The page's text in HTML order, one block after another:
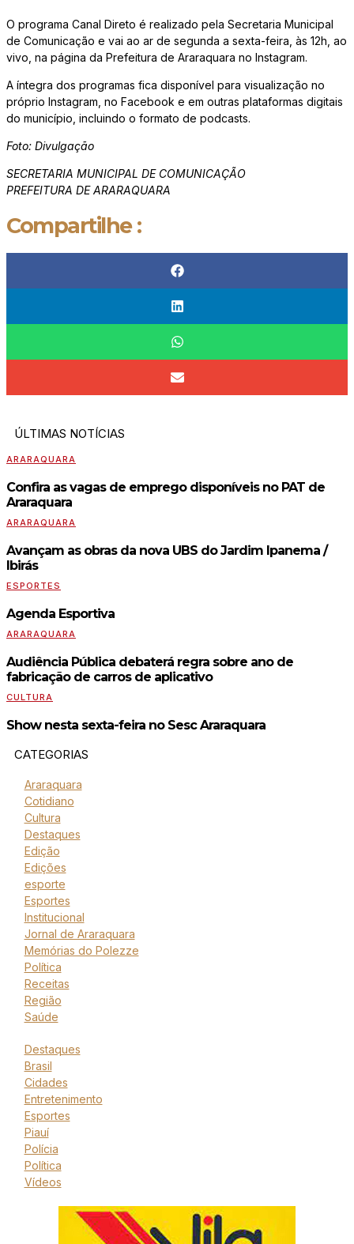
O programa Canal Direto é realizado pela Secretaria Municipal
de Comunicação e vai ao ar de segunda a sexta-feira, às 12h, ao
vivo, na página da Prefeitura de Araraquara no Instagram.
A íntegra dos programas fica disponível para visualização no
próprio Instagram, no Facebook e em outras plataformas digitais
do município, incluindo o formato de podcasts.
Foto: Divulgação
SECRETARIA MUNICIPAL DE COMUNICAÇÃO
PREFEITURA DE ARARAQUARA
Compartilhe :
ÚLTIMAS NOTÍCIAS
ARARAQUARA
Confira as vagas de emprego disponíveis no PAT de
Araraquara
ARARAQUARA
Avançam as obras da nova UBS do Jardim Ipanema /
Ibirás
ESPORTES
Agenda Esportiva
ARARAQUARA
Audiência Pública debaterá regra sobre ano de
fabricação de carros de aplicativo
CULTURA
Show nesta sexta-feira no Sesc Araraquara
CATEGORIAS
Araraquara
Cotidiano
Cultura
Destaques
Edição
Edições
esporte
Esportes
Institucional
Jornal de Araraquara
Memórias do Polezze
Política
Receitas
Região
Saúde
Destaques
Brasil
Cidades
Entretenimento
Esportes
Piauí
Polícia
Política
Vídeos